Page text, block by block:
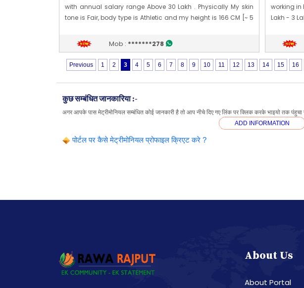
with annual salary range Above 30 Lakh . Physically My skin
tone is Fair, body type is Athletic and my height is 166 CM [~ 5
Edit Profile
Profile Last Updated ON : 23/05/2026 01:26 PM
Mob : *******278
working in
Lakh - 3
[08] Aug
Edit Profile
Profile Last
Previous 1 2 3 4 5 6 7 8 9 10 11 12 13 14 15 16
कुछ सम्बंधित जानकारिया :-
अगर आपके पास मेट्रीमोनियल सम्बंधित कोई जानकारी है तो आप नीचे दिए गए लिंक पर क्लिक करके भाइयो तक पंहुचा
ADD INFORMATION
पोर्टल पर कैसे मेट्रीमोनियल प्रोफाइल क्रिएट करे ?
About Us
About Portal